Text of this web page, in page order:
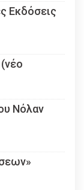
Εκδόσεις
Νόλαν